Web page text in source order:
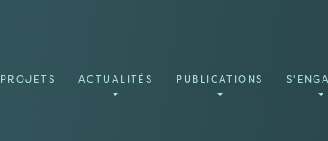
PROJETS ACTUALITÉS PUBLICATIONS